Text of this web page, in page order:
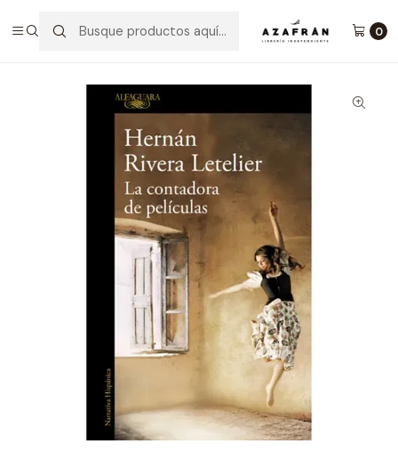
0
Literatura Chilena
La Contadora De Películas